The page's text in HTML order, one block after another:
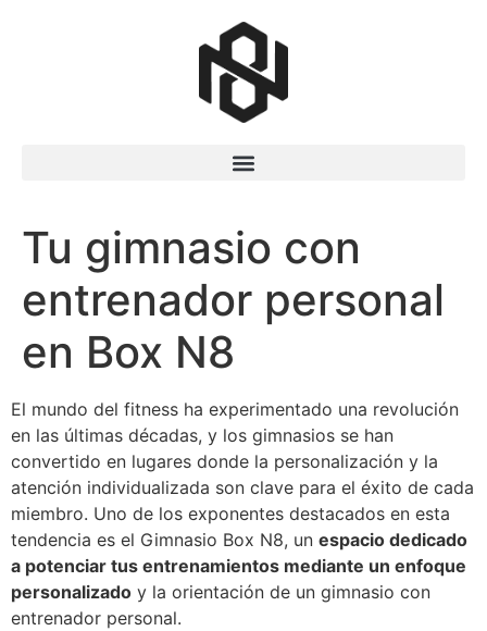
Tu gimnasio con
entrenador personal
en Box N8
El mundo del fitness ha experimentado una revolución
en las últimas décadas, y los gimnasios se han
convertido en lugares donde la personalización y la
atención individualizada son clave para el éxito de cada
miembro. Uno de los exponentes destacados en esta
tendencia es el Gimnasio Box N8, un espacio dedicado
a potenciar tus entrenamientos mediante un enfoque
personalizado y la orientación de un gimnasio con
entrenador personal.